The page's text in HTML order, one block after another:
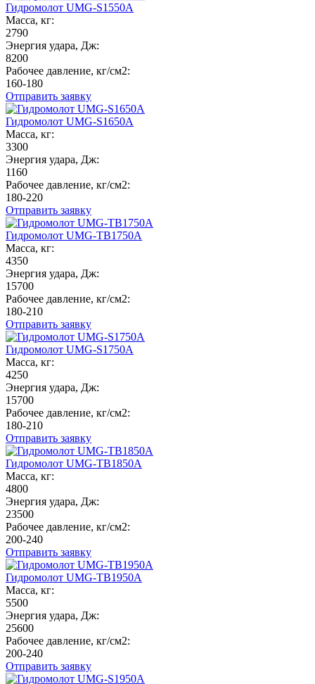
Гидромолот UMG-S1550A
Масса, кг:
2790
Энергия удара, Дж:
8200
Рабочее давление, кг/см2:
160-180
Отправить заявку
Гидромолот UMG-S1650A
Масса, кг:
3300
Энергия удара, Дж:
1160
Рабочее давление, кг/см2:
180-220
Отправить заявку
Гидромолот UMG-TB1750A
Масса, кг:
4350
Энергия удара, Дж:
15700
Рабочее давление, кг/см2:
180-210
Отправить заявку
Гидромолот UMG-S1750A
Масса, кг:
4250
Энергия удара, Дж:
15700
Рабочее давление, кг/см2:
180-210
Отправить заявку
Гидромолот UMG-TB1850A
Масса, кг:
4800
Энергия удара, Дж:
23500
Рабочее давление, кг/см2:
200-240
Отправить заявку
Гидромолот UMG-TB1950A
Масса, кг:
5500
Энергия удара, Дж:
25600
Рабочее давление, кг/см2:
200-240
Отправить заявку